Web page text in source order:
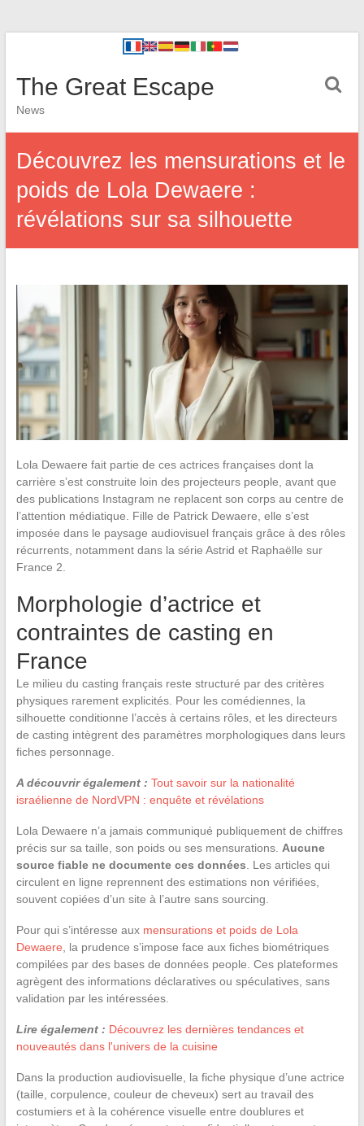
The Great Escape
News
Découvrez les mensurations et le
poids de Lola Dewaere :
révélations sur sa silhouette
Lola Dewaere fait partie de ces actrices françaises dont la
carrière s’est construite loin des projecteurs people, avant que
des publications Instagram ne replacent son corps au centre de
l’attention médiatique. Fille de Patrick Dewaere, elle s’est
imposée dans le paysage audiovisuel français grâce à des rôles
récurrents, notamment dans la série Astrid et Raphaëlle sur
France 2.
Morphologie d’actrice et
contraintes de casting en
France
Le milieu du casting français reste structuré par des critères
physiques rarement explicités. Pour les comédiennes, la
silhouette conditionne l’accès à certains rôles, et les directeurs
de casting intègrent des paramètres morphologiques dans leurs
fiches personnage.
A découvrir également : Tout savoir sur la nationalité
israélienne de NordVPN : enquête et révélations
Lola Dewaere n’a jamais communiqué publiquement de chiffres
précis sur sa taille, son poids ou ses mensurations. Aucune
source fiable ne documente ces données . Les articles qui
circulent en ligne reprennent des estimations non vérifiées,
souvent copiées d’un site à l’autre sans sourcing.
Pour qui s’intéresse aux mensurations et poids de Lola
Dewaere , la prudence s’impose face aux fiches biométriques
compilées par des bases de données people. Ces plateformes
agrègent des informations déclaratives ou spéculatives, sans
validation par les intéressées.
Lire également : Découvrez les dernières tendances et
nouveautés dans l'univers de la cuisine
Dans la production audiovisuelle, la fiche physique d’une actrice
(taille, corpulence, couleur de cheveux) sert au travail des
costumiers et à la cohérence visuelle entre doublures et